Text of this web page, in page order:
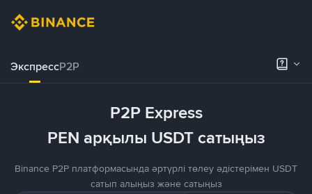
ЭкспрессP2P
P2P Express
PEN арқылы USDT сатыңыз
Binance P2P платформасында әртүрлі төлеу әдістерімен USDT
сатып алыңыз және сатыңыз